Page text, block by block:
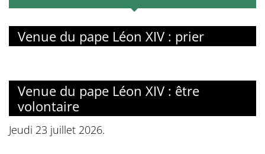
Venue du pape Léon XIV : prier
Venue du pape Léon XIV : être
volontaire
Jeudi 23 juillet 2026.